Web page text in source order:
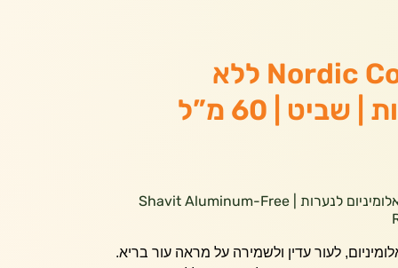
דאודורנט Nordic Cotton ללא
| 60 מ”ל
דאודורנט Nordic Cotton ללא אלומיניום לנערות | Shavit Aluminum-Free
לעור עדין ולשמירה על מראה עור בריא.